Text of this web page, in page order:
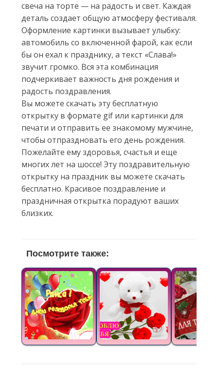
свеча на торте — на радость и свет. Каждая
деталь создает общую атмосферу фестиваля.
Оформление картинки вызывает улыбку:
автомобиль со включенной фарой, как если
бы он ехал к празднику, а текст «Слава!»
звучит громко. Вся эта комбинация
подчеркивает важность дня рождения и
радость поздравления.
Вы можете скачать эту бесплатную
открытку в формате gif или картинки для
печати и отправить ее знакомому мужчине,
чтобы отпраздновать его день рождения.
Пожелайте ему здоровья, счастья и еще
многих лет на шоссе! Эту поздравительную
открытку на праздник вы можете скачать
бесплатно. Красивое поздравление и
праздничная открытка порадуют ваших
близких.
Посмотрите также: